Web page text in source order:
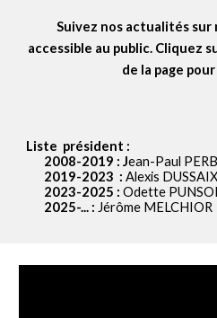
Suivez nos actualités sur
accessible au public. Cliquez
de la page
Liste président :
2008-2019 : Jean-Paul
2019-2023 :Alexis DUSSAIX
2023-2025 :Odette
2025-... : Jérôme MELCHIOR